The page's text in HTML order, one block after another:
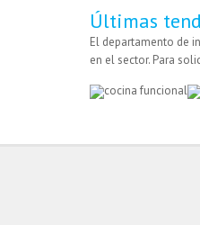
Últimas
El departamento de
en el sector. Para